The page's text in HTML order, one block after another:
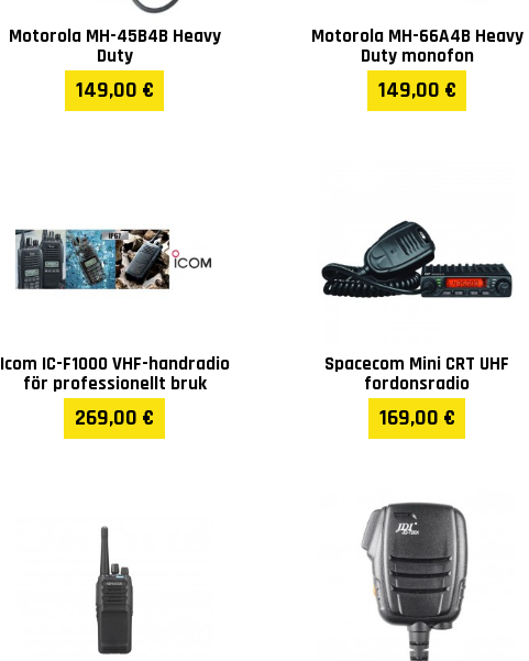
Motorola MH-45B4B Heavy
Duty
149,00 €
Motorola MH-66A4B Heavy
Duty monofon
149,00 €
Icom IC-F1000 VHF-handradio
för professionellt bruk
269,00 €
Spacecom Mini CRT UHF
fordonsradio
169,00 €